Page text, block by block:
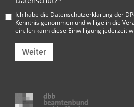
Ich habe die Datenschutzerklärung der
Kenntnis genommen und willige in die
ein. Ich kann diese Einwilligung jederzeit
Weiter